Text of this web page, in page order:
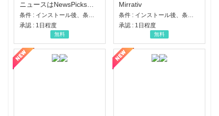
ニュースはNewsPicks｜経済ニュース・就活・ビジネス
条件 : インストール後、条件達成
承認 : 1日程度
無料
Mirrativ
条件 : インストール後、条件達成
承認 : 1日程度
無料